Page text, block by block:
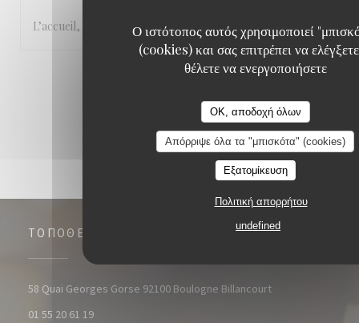
Ο ιστότοπος αυτός χρησιμοποιεί
(cookies) και σας επιτρέπει να
θέλετε να ενεργοποιήσετε
OK, αποδοχή όλων
Απόρριψε όλα τα "μπισκότα" (cookies)
Εξατομίκευση
Πολιτική απορρήτου
undefined
L’accueil, le cadre et la cuisine.
3
ΤΟΠΟΘΕΣΊΑ
58 Quai Georges Gorse 92100 Boulogne Billancourt((ανοίγει σε νέο
01 55 20 61 19